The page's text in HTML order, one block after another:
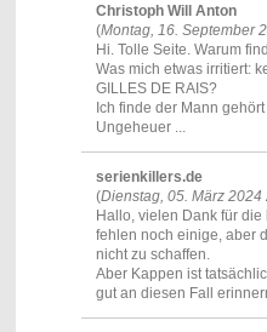
Christoph Will Anton
(Montag, 16. September
Hi. Tolle Seite. Warum
Was mich etwas irritiert:
GILLES DE RAIS?
Ich finde der Mann
Ungeheuer ...
serienkillers.de
(Dienstag, 05. März 2024
Hallo, vielen Dank für
fehlen noch einige, aber
nicht zu schaffen.
Aber Kappen ist
gut an diesen Fall